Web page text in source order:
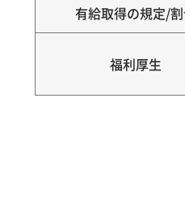
有給取得の規定/
福利厚生